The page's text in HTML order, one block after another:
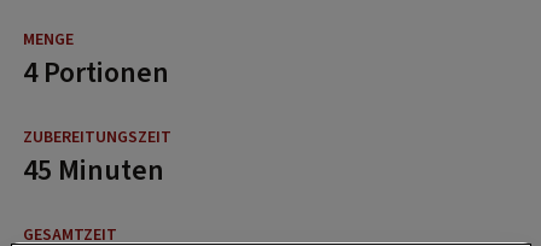
4 Portionen
45 Minuten